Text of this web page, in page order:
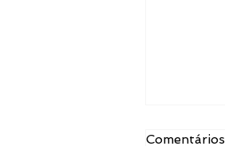
Comentários